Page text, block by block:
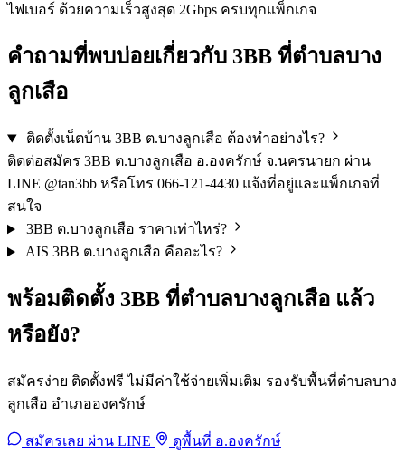
ไฟเบอร์ ด้วยความเร็วสูงสุด 2Gbps ครบทุกแพ็กเกจ
คำถามที่พบบ่อยเกี่ยวกับ 3BB ที่ตำบลบาง
ลูกเสือ
ติดตั้งเน็ตบ้าน 3BB ต.บางลูกเสือ ต้องทำอย่างไร?
ติดต่อสมัคร 3BB ต.บางลูกเสือ อ.องครักษ์ จ.นครนายก ผ่าน
LINE @tan3bb หรือโทร 066-121-4430 แจ้งที่อยู่และแพ็กเกจที่
สนใจ
3BB ต.บางลูกเสือ ราคาเท่าไหร่?
AIS 3BB ต.บางลูกเสือ คืออะไร?
พร้อมติดตั้ง 3BB ที่ตำบลบางลูกเสือ แล้ว
หรือยัง?
สมัครง่าย ติดตั้งฟรี ไม่มีค่าใช้จ่ายเพิ่มเติม รองรับพื้นที่ตำบลบาง
ลูกเสือ อำเภอองครักษ์
สมัครเลย ผ่าน LINE ดูพื้นที่ อ.องครักษ์